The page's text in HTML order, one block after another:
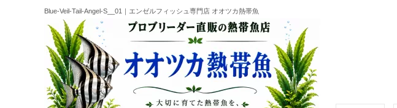
Blue-Veil-Tail-Angel-S__01｜エンゼルフィッシュ専門店 オオツカ熱帯魚